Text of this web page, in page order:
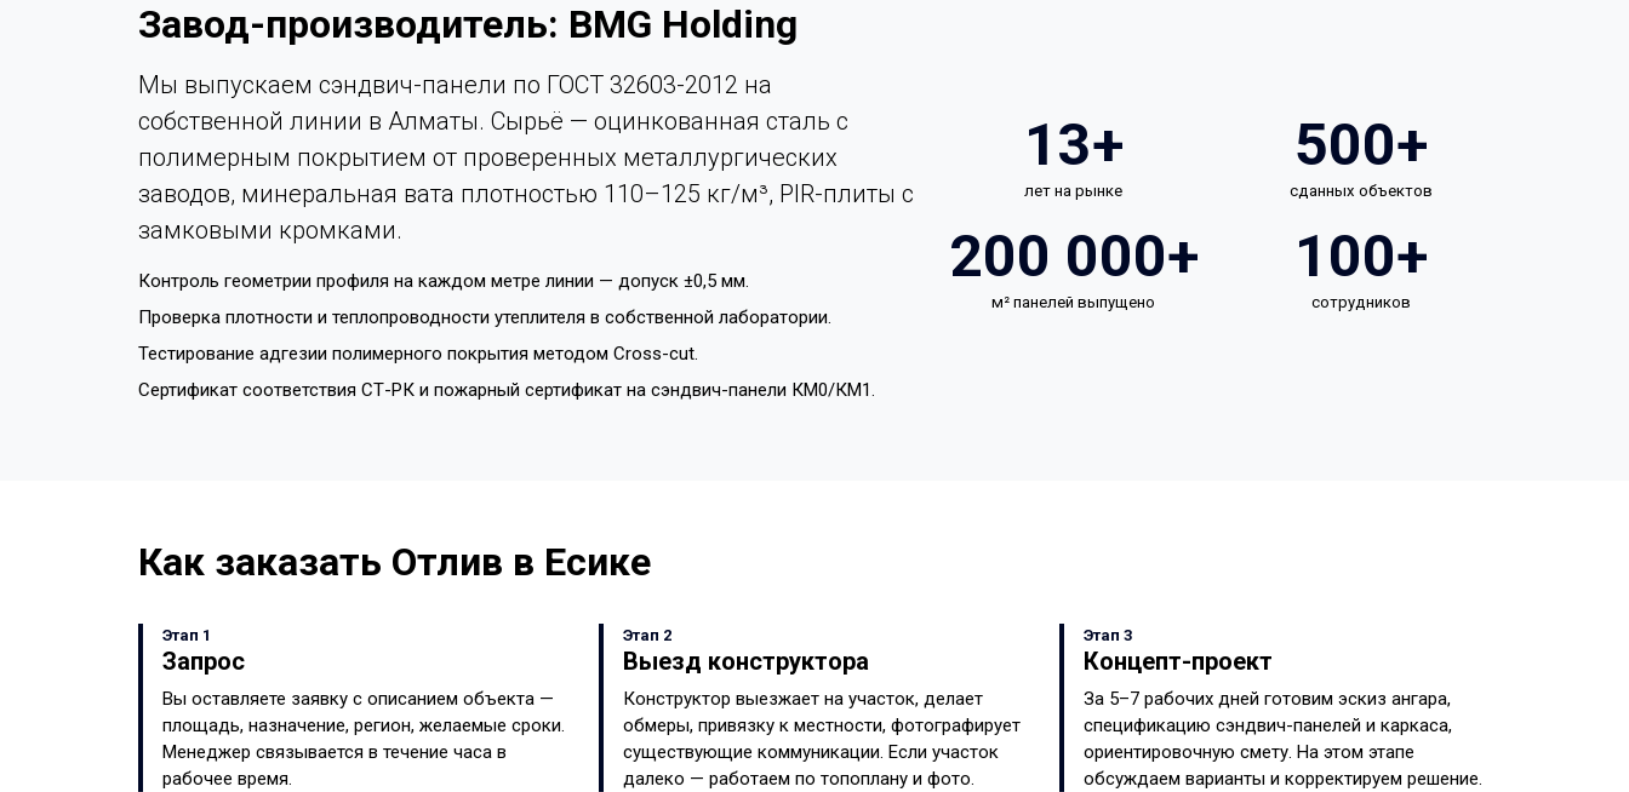
Завод-производитель: BMG Holding
Мы выпускаем сэндвич-панели по ГОСТ 32603-2012 на
собственной линии в Алматы. Сырьё — оцинкованная сталь с
полимерным покрытием от проверенных металлургических
заводов, минеральная вата плотностью 110–125 кг/м³, PIR-плиты с
замковыми кромками.
Контроль геометрии профиля на каждом метре линии — допуск ±0,5 мм.
Проверка плотности и теплопроводности утеплителя в собственной лаборатории.
Тестирование адгезии полимерного покрытия методом Cross-cut.
Сертификат соответствия СТ-РК и пожарный сертификат на сэндвич-панели КМ0/КМ1.
13+
лет на рынке
500+
сданных объектов
200 000+
м² панелей выпущено
100+
сотрудников
Как заказать Отлив в Есике
Этап 1
Запрос
Вы оставляете заявку с описанием объекта —
площадь, назначение, регион, желаемые сроки.
Менеджер связывается в течение часа в
рабочее время.
Этап 2
Выезд конструктора
Конструктор выезжает на участок, делает
обмеры, привязку к местности, фотографирует
существующие коммуникации. Если участок
далеко — работаем по топоплану и фото.
Этап 3
Концепт-проект
За 5–7 рабочих дней готовим эскиз ангара,
спецификацию сэндвич-панелей и каркаса,
ориентировочную смету. На этом этапе
обсуждаем варианты и корректируем решение.